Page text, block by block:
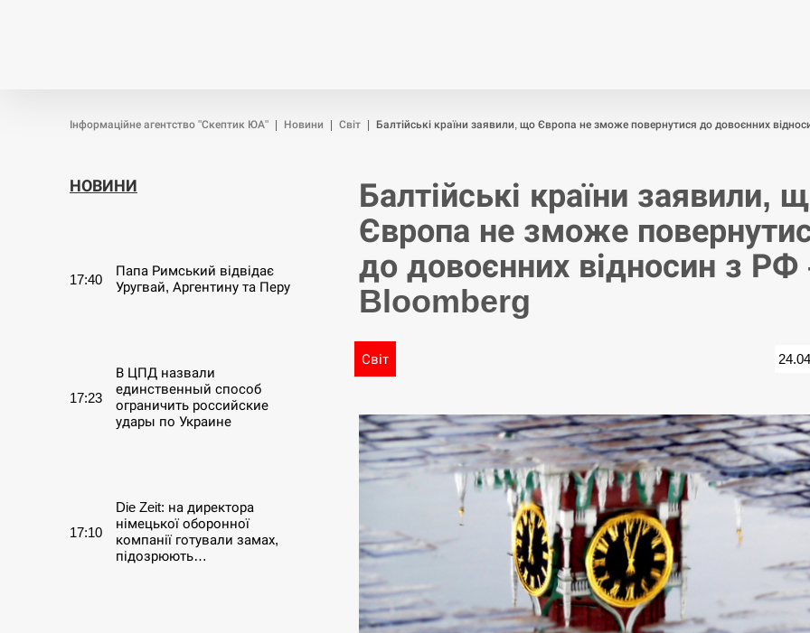
Інформаційне агентство "Скептик ЮА" Новини Світ Балтійські країни заявили, що Європа не зможе повернутися до довоєнних
НОВИНИ
17:40
Папа Римський відвідає
Уругвай, Аргентину та Перу
17:23
В ЦПД назвали
единственный способ
ограничить российские
удары по Украине
17:10
Die Zeit: на директора
німецької оборонної
компанії готували замах,
підозрюють…
Балтійські країни заявили,
Європа не зможе
до довоєнних відносин з РФ
Bloomberg
Світ